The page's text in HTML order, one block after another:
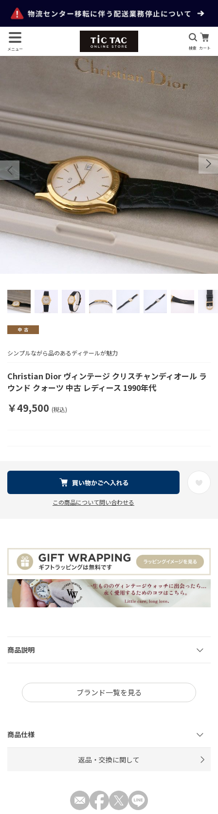
メニュー 検索 カート
Christian Dior ヴィンテージ クリスチャンディオール ラ
ウンド クォーツ 中古 レディース 1990年代
シンプルながら品のあるディテールが魅力
￥49,500 (税込)
この商品について問い合わせる
商品説明
ブランド一覧を見る
商品仕様
返品・交換に関して